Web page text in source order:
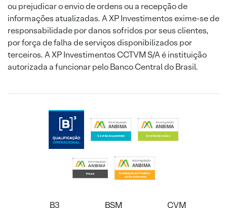
ou prejudicar o envio de ordens ou a recepção de
informações atualizadas. A XP Investimentos exime-se de
responsabilidade por danos sofridos por seus clientes,
por força de falha de serviços disponibilizados por
terceiros. A XP Investimentos CCTVM S/A é instituição
autorizada a funcionar pelo Banco Central do Brasil.
B3 BSM CVM